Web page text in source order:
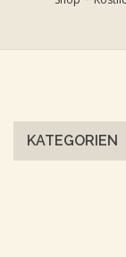
KATEGORIEN